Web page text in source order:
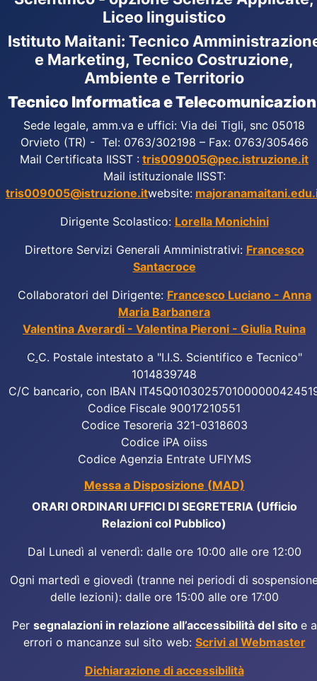
Liceo linguistico
Istituto Maitani: Tecnico
e Marketing, Tecnico Costruzione,
Ambiente e Territorio
Tecnico Informatica e
Sede legale, amm.va e uffici: Via dei Tigli, snc 05018
Orvieto (TR) - Tel: 0763/302198 – Fax: 0763/305466
Mail Certificata IISST : tris009005@pec.istruzione.it
Mail istituzionale IISST:
tris009005@istruzione.itwebsite:
Dirigente Scolastico: Lorella Monichini
Direttore Servizi Generali Amministrativi: Francesco
Santacroce
Collaboratori del Dirigente: Francesco Luciano - Anna
Maria Barbanera
Valentina Averardi - Valentina Pieroni - Giulia Ruina
C.C. Postale intestato a "I.I.S. Scientifico e Tecnico"
1014839748
C/C bancario, con IBAN
Codice Fiscale 90017210551
Codice Tesoreria 321-0318603
Codice iPA oiiss
Codice Agenzia Entrate UFIYMS
Messa a Disposizione (MAD)
ORARI ORDINARI UFFICI DI SEGRETERIA (Ufficio
Relazioni col Pubblico)
Dal Lunedì al venerdì: dalle ore 10:00 alle ore 12:00
Ogni martedì e giovedì (tranne nei periodi di
delle lezioni): dalle ore 15:00 alle ore 17:00
Per segnalazioni in relazione all’accessibilità del sito e a
errori o mancanze sul sito web: Scrivi al Webmaster
Dichiarazione di accessibilità